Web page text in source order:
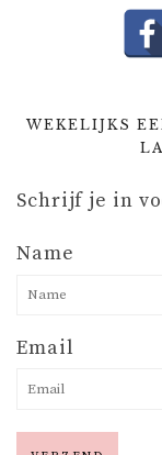
WEKELIJKS
Schrijf je in
Name
Email